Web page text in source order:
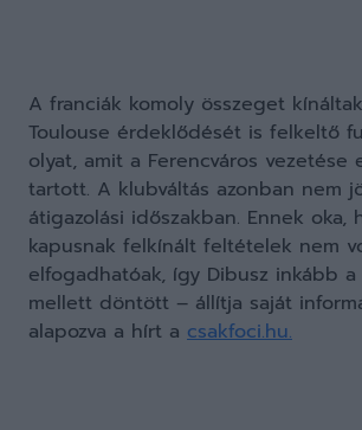
A franciák komoly összeget
Toulouse érdeklődését is felkeltő
olyat, amit a Ferencváros vezetése
tartott. A klubváltás azonban nem
átigazolási időszakban. Ennek oka,
kapusnak felkínált feltételek nem
elfogadhatóak, így Dibusz inkább a
mellett döntött – állítja saját
alapozva a hírt a csakfoci.hu.